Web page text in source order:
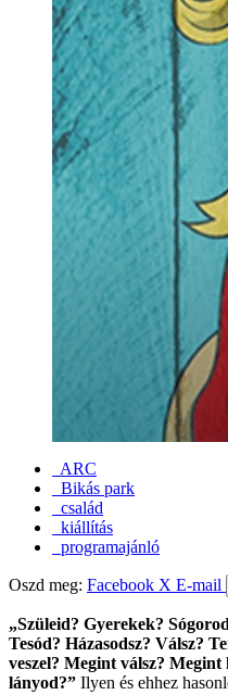
ARC
Bikás park
család
kiállítás
programajánló
Oszd meg: Facebook X E-mail
„Szüleid? Gyerekek?
Tesód? Házasodsz? Válsz?
veszel? Megint válsz? Megint
lányod?” Ilyen és ehhez